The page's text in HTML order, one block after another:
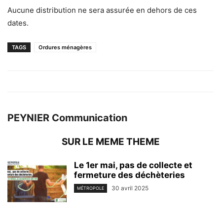
Aucune distribution ne sera assurée en dehors de ces
dates.
TAGS Ordures ménagères
PEYNIER Communication
SUR LE MEME THEME
Le 1er mai, pas de collecte et
fermeture des déchèteries
MÉTROPOLE 30 avril 2025